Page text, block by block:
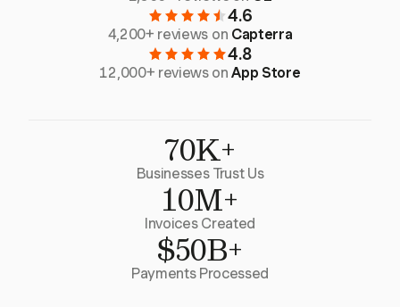
4.6
4,200+ reviews on Capterra
4.8
12,000+ reviews onApp Store
70K+
Businesses Trust Us
10M+
Invoices Created
$50B+
Payments Processed